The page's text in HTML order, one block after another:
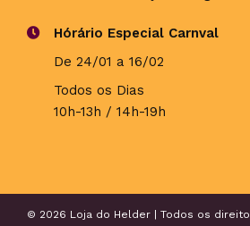
Hórário Especial Carnval
De 24/01 a 16/02
Todos os Dias
10h-13h / 14h-19h
© 2026 Loja do Helder | Todos os